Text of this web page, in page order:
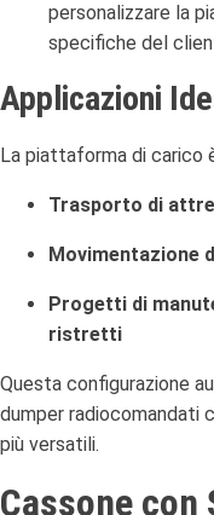
personalizzare la
specifiche del
Applicazioni
La piattaforma di carico
Trasporto di
Movimentazione
Progetti di
ristretti
Questa configurazione
dumper radiocomandati
più versatili.
Cassone